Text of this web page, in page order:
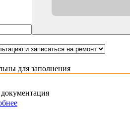
для заполнения